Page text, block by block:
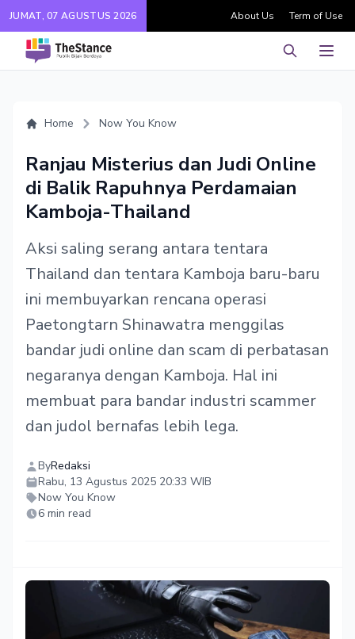
JUMAT, 07 AGUSTUS 2026 About Us Term of Use
Pencarian
Home Now You Know
Ranjau Misterius dan Judi Online
di Balik Rapuhnya Perdamaian
Kamboja-Thailand
Aksi saling serang antara tentara
Thailand dan tentara Kamboja baru-baru
ini membuyarkan rencana operasi
Paetongtarn Shinawatra menggilas
bandar judi online dan scam di perbatasan
negaranya dengan Kamboja. Hal ini
membuat para bandar industri scammer
dan judol bernafas lebih lega.
ByRedaksi
Rabu, 13 Agustus 2025 20:33 WIB
Now You Know
6 min read